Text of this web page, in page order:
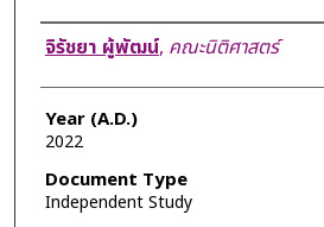
Author
จิรัชยา ผู้พัฒน์, คณะนิติศาสตร์
Year (A.D.)
2022
Document Type
Independent Study